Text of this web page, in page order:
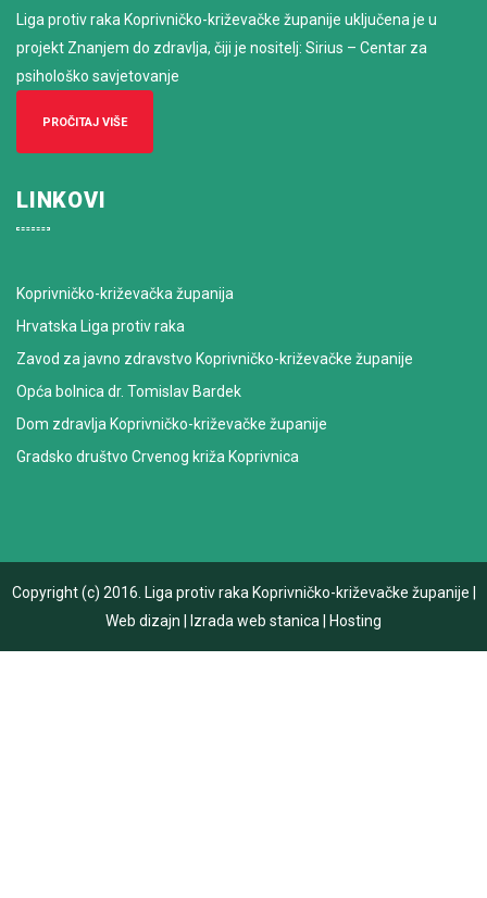
Liga protiv raka Koprivničko-križevačke županije uključena je u
projekt Znanjem do zdravlja, čiji je nositelj: Sirius – Centar za
psihološko savjetovanje
PROČITAJ VIŠE
LINKOVI
Koprivničko-križevačka županija
Hrvatska Liga protiv raka
Zavod za javno zdravstvo Koprivničko-križevačke županije
Opća bolnica dr. Tomislav Bardek
Dom zdravlja Koprivničko-križevačke županije
Gradsko društvo Crvenog križa Koprivnica
Copyright (c) 2016. Liga protiv raka Koprivničko-križevačke županije
Web dizajn
Izrada web stanica Hosting